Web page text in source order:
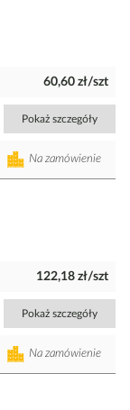
60,60 zł/szt
Pokaż szczegóły
Na zamówienie
122,18 zł/szt
Pokaż szczegóły
Na zamówienie